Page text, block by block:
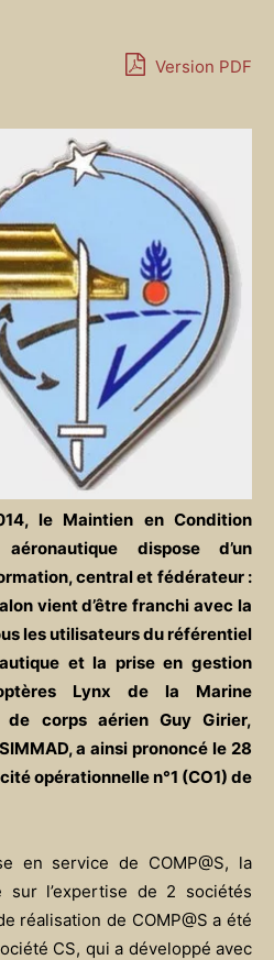
Version PDF
le Maintien en Condition
dispose d’un
central et fédérateur :
vient d’être franchi avec la
les utilisateurs du référentiel
et la prise en gestion
Lynx de la Marine
de corps aérien Guy Girier,
a ainsi prononcé le 28
opérationnelle n°1 (CO1) de
en service de COMP@S, la
sur l’expertise de 2 sociétés
réalisation de COMP@S a été
CS, qui a développé avec